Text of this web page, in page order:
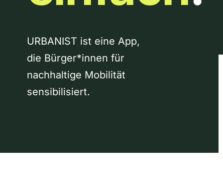
URBANIST ist eine App,
die Bürger*innen für
nachhaltige Mobilität
sensibilisiert.